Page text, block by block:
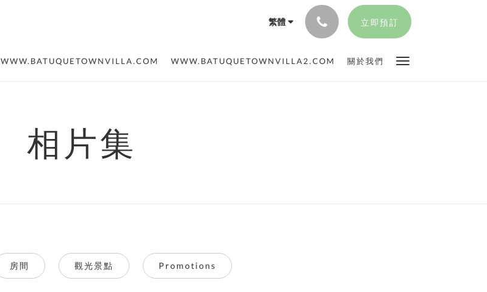
繁體 立即預訂
WWW.BATUQUETOWNVILLA.COM WWW.BATUQUETOWNVILLA2.COM 關於我們
相片集
房間 觀光景點 Promotions